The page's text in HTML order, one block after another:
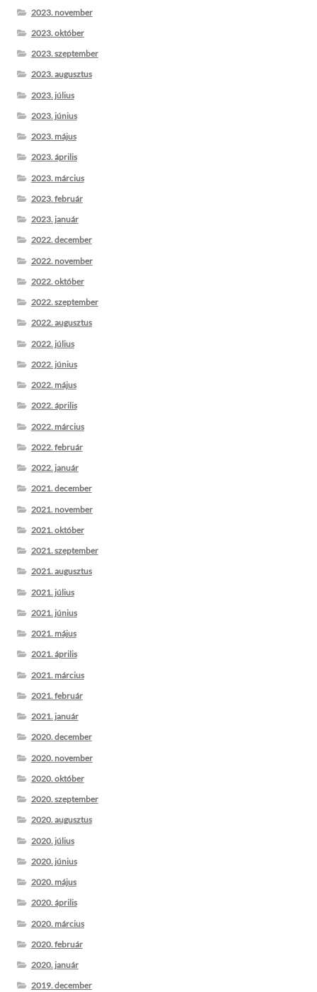
2023. november
2023. október
2023. szeptember
2023. augusztus
2023. július
2023. június
2023. május
2023. április
2023. március
2023. február
2023. január
2022. december
2022. november
2022. október
2022. szeptember
2022. augusztus
2022. július
2022. június
2022. május
2022. április
2022. március
2022. február
2022. január
2021. december
2021. november
2021. október
2021. szeptember
2021. augusztus
2021. július
2021. június
2021. május
2021. április
2021. március
2021. február
2021. január
2020. december
2020. november
2020. október
2020. szeptember
2020. augusztus
2020. július
2020. június
2020. május
2020. április
2020. március
2020. február
2020. január
2019. december